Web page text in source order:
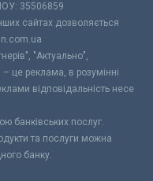
35506859
сайтах дозволяється
"Актуально",
це реклама, в розумінні
відповідальність несе
банківських послуг.
та послуги можна
банку.